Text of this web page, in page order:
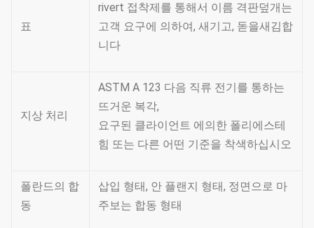
표
rivert 접착제를 통해서 이름 격판덮개는
고객 요구에 의하여, 새기고, 돋을새김합
니다
지상 처리
ASTM A 123 다음 직류 전기를 통하는
뜨거운 복각,
요구된 클라이언트 에의한 폴리에스테
힘 또는 다른 어떤 기준을 착색하십시오
폴란드의 합
동
삽입 형태, 안 플랜지 형태, 정면으로 마
주보는 합동 형태